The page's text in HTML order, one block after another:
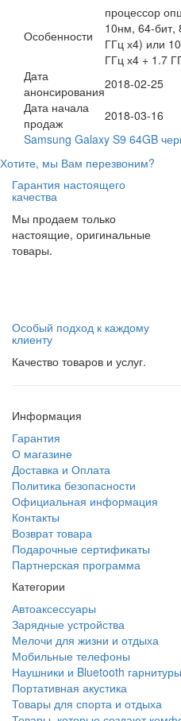
Особенности
процессор
10нм, 64-бит,
ГГц х4) или
ГГц х4 + 1.7
Дата
анонсирования2018-02-25
Дата начала
продаж
2018-03-16
Samsung Galaxy S9 64GB
Хотите, мы Вам перезвоним?
Гарантия настоящего
качества
Мы продаем только
настоящие, оригинальные
товары.
Особый подход к каждому
клиенту
Качество товаров и услуг.
Информация
Гарантия
О магазине
Доставка и Оплата
Политика безопасности
Официальная информация
Контакты
Возврат товара
Подарочные сертификаты
Партнерская программа
Категории
Автоаксессуары
Зарядные устройства
Мелочи для жизни и отдыха
Мобильные телефоны
Наушники и Bluetooth гарнитуры
Портативная акустика
Товары для спорта и отдыха